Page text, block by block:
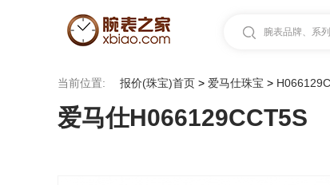
腕表品牌、系
当前位置: 报价(珠宝)首页 > 爱马仕珠宝 >
爱马仕H066129CCT5S